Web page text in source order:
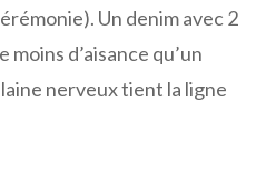
Un denim avec 2
moins d’aisance qu’un
nerveux tient la ligne